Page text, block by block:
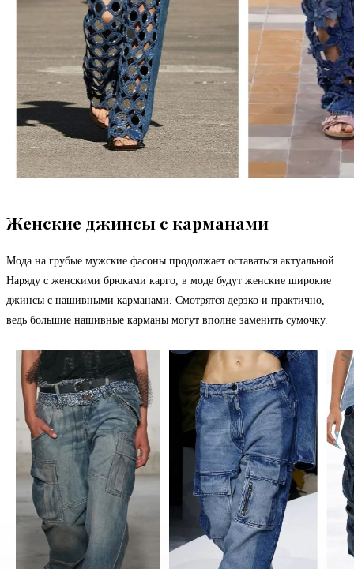
Женские джинсы с карманами
Мода на грубые мужские фасоны продолжает оставаться актуальной.
Наряду с женскими брюками карго, в моде будут женские широкие
джинсы с нашивными карманами. Смотрятся дерзко и практично,
ведь большие нашивные карманы могут вполне заменить сумочку.